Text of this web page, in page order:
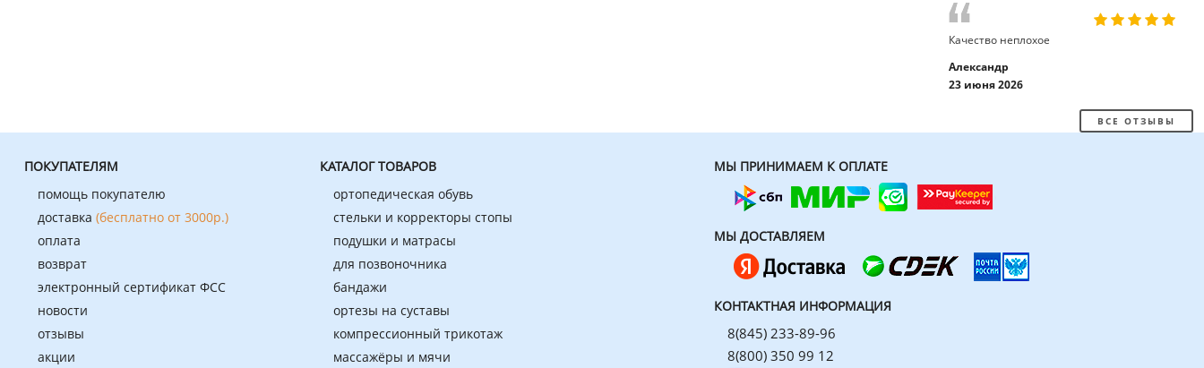
Качество неплохое
Александр
23 июня 2026
ВСЕ ОТЗЫВЫ
ПОКУПАТЕЛЯМ
помощь покупателю
доставка (бесплатно от 3000р.)
оплата
возврат
электронный сертификат ФСС
новости
отзывы
акции
КАТАЛОГ ТОВАРОВ
ортопедическая обувь
стельки и корректоры стопы
подушки и матрасы
для позвоночника
бандажи
ортезы на суставы
компрессионный трикотаж
массажёры и мячи
МЫ ПРИНИМАЕМ К ОПЛАТЕ
МЫ ДОСТАВЛЯЕМ
КОНТАКТНАЯ ИНФОРМАЦИЯ
8(845) 233-89-96
8(800) 350 99 12